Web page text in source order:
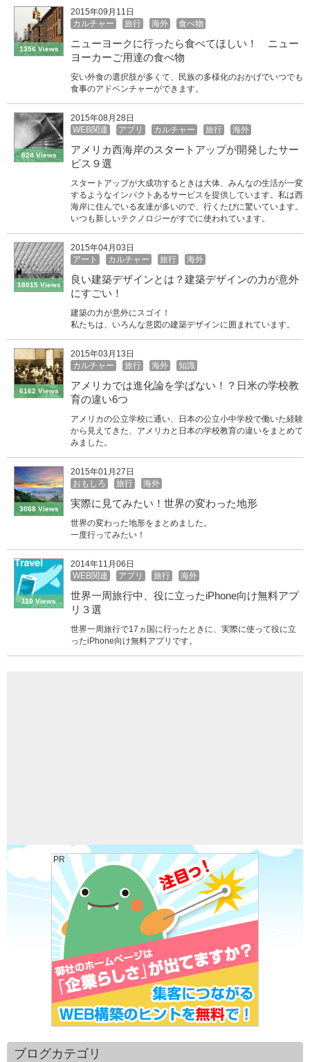
1356 Views
2015年09月11日
カルチャー
旅行 海外 食べ物
ニューヨークに行ったら食べてほしい！ ニュー
ヨーカーご用達の食べ物
安い外食の選択肢が多くて、民族の多様化のおかげでいつでも
食事のアドベンチャーができます。
824 Views
2015年08月28日
WEB関連
アプリ カルチャー 旅行 海外
アメリカ西海岸のスタートアップが開発したサー
ビス９選
スタートアップが大成功するときは大体、みんなの生活が一変
するようなインパクトあるサービスを提供しています。私は西
海岸に住んでいる友達が多いので、行くたびに驚いています。
いつも新しいテクノロジーがすでに使われています。
18015 Views
2015年04月03日
アート
カルチャー 旅行 海外
良い建築デザインとは？建築デザインの力が意外
にすごい！
建築の力が意外にスゴイ！
私たちは、いろんな意図の建築デザインに囲まれています。
6162 Views
2015年03月13日
カルチャー
旅行 海外 知識
アメリカでは進化論を学ばない！？日米の学校教
育の違い6つ
アメリカの公立学校に通い、日本の公立小中学校で働いた経験
から見えてきた、アメリカと日本の学校教育の違いをまとめて
みました。
3068 Views
2015年01月27日
おもしろ
旅行 海外
実際に見てみたい！世界の変わった地形
世界の変わった地形をまとめました。
一度行ってみたい！
110 Views
2014年11月06日
WEB関連
アプリ 旅行 海外
世界一周旅行中、役に立ったiPhone向け無料アプ
リ３選
世界一周旅行で17ヵ国に行ったときに、実際に使って役に立
ったiPhone向け無料アプリです。
PR
ブログカテゴリ